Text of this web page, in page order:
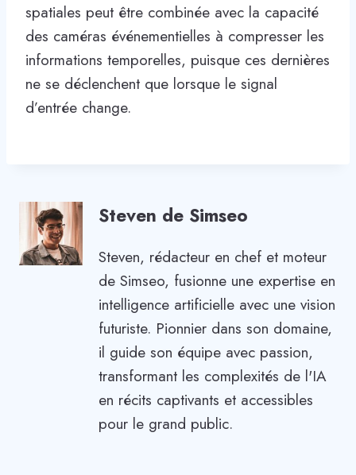
spatiales peut être combinée avec la capacité
des caméras événementielles à compresser les
informations temporelles, puisque ces dernières
ne se déclenchent que lorsque le signal
d’entrée change.
Steven de Simseo
Steven, rédacteur en chef et moteur
de Simseo, fusionne une expertise en
intelligence artificielle avec une vision
futuriste. Pionnier dans son domaine,
il guide son équipe avec passion,
transformant les complexités de l'IA
en récits captivants et accessibles
pour le grand public.